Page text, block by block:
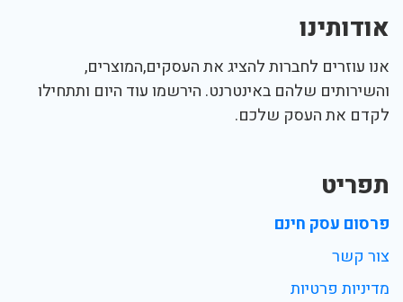
אודותינו
אנו עוזרים לחברות להציג את העסקים,המוצרים,
והשירותים שלהם באינטרנט. הירשמו עוד היום ותתחילו
לקדם את העסק שלכם.
תפריט
פרסום עסק חינם
צור קשר
מדיניות פרטיות